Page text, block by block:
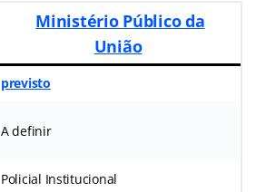
Ministério Público da
União
previsto
A definir
Policial Institucional